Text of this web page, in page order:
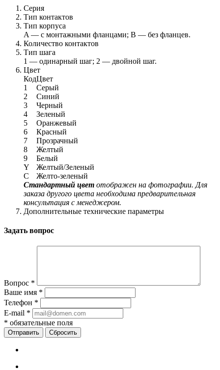
Серия
Тип контактов
Тип корпуса
A — с монтажными фланцами; B — без фланцев.
Количество контактов
Тип шага
1 — одинарный шаг; 2 — двойной шаг.
Цвет
КодЦвет
1
Серый
2
Синий
3
Черный
4
Зеленый
5
Оранжевый
6
Красный
7
Прозрачный
8
Желтый
9
Белый
Y
Желтый/Зеленый
C
Желто-зеленый
Стандартный цвет отображен на фотографии. Для
заказа другого цвета необходима предварительная
консультация с менеджером.
Дополнительные технические параметры
Задать вопрос
Вопрос *
Ваше имя *
Телефон *
E-mail *
* обязательные поля
Сбросить